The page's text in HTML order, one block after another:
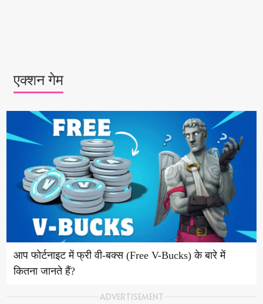
एक्शन गेम
आप फोर्टनाइट में फ्री वी-बक्स (Free V-Bucks) के बारे में
कितना जानते हैं?
ADVERTISEMENT